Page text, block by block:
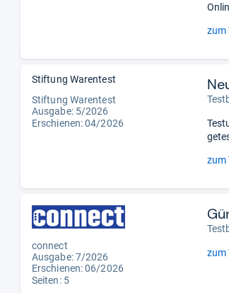
zum
Stiftung Warentest
Stiftung Warentest
Ausgabe: 5/2026
Erschienen:04/2026
zum
connect
Ausgabe: 7/2026
Erschienen:06/2026
Seiten: 5
zum